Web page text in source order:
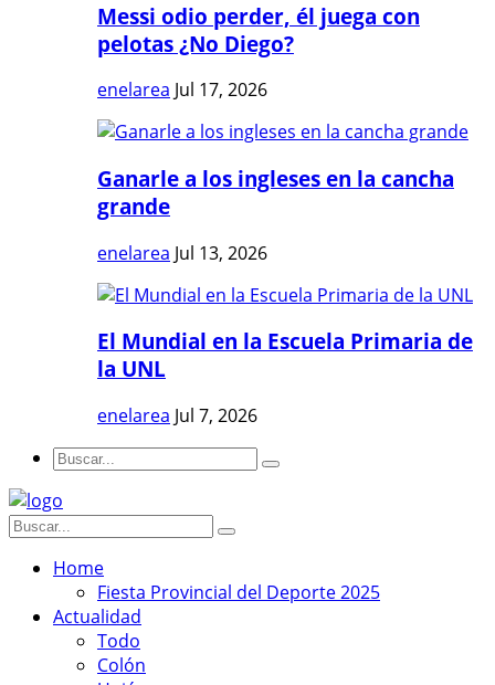
Messi odio perder, él juega con
pelotas ¿No Diego?
enelarea Jul 17, 2026
Ganarle a los ingleses en la cancha
grande
enelarea Jul 13, 2026
El Mundial en la Escuela Primaria de
la UNL
enelarea Jul 7, 2026
Home
Fiesta Provincial del Deporte 2025
Actualidad
Todo
Colón